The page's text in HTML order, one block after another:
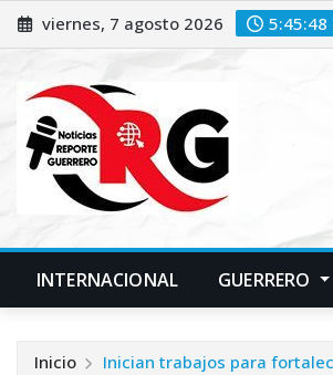
Saltar
al
viernes, 7 agosto 2026 5:45:50
INTERNACIONAL GUERRERO
Inicio Inician trabajos para